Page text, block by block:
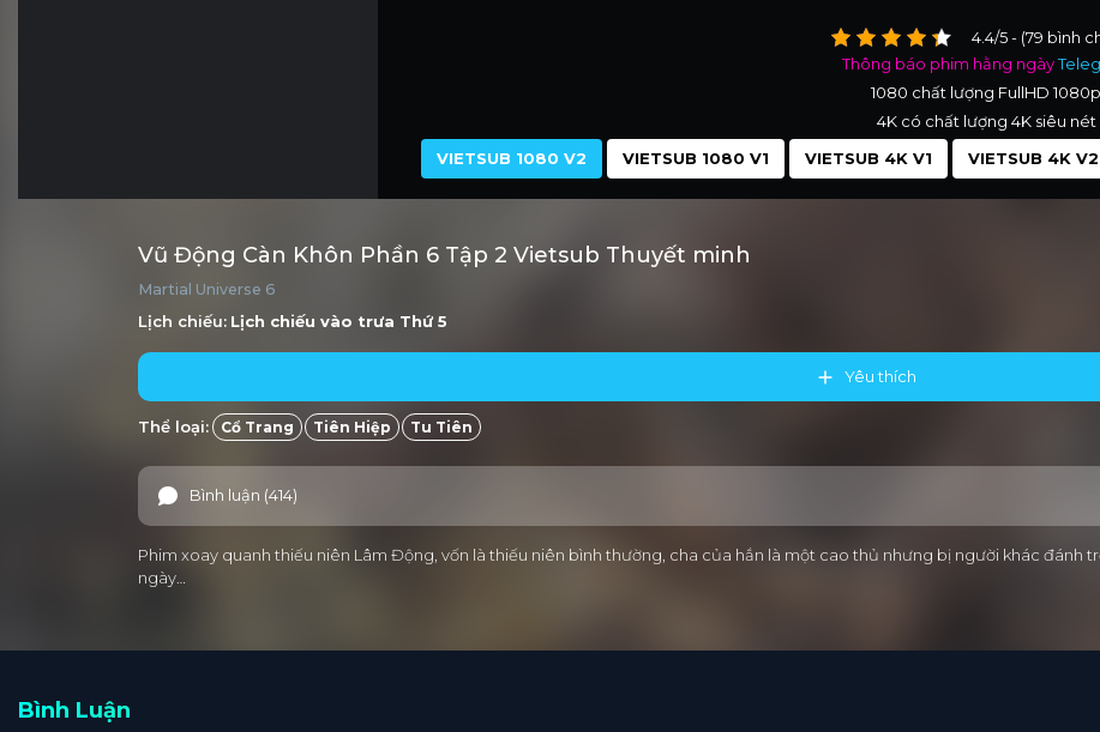
4.4/5 - (79 bình
Thông báo phim hằng ngày
1080 chất lượng FullHD 1080p
4K có chất lượng 4K siêu nét
VIETSUB 1080 V2
VIETSUB 1080 V1 VIETSUB 4K V1 VIETSUB 4K V2
Vũ Động Càn Khôn Phần 6 Tập 2 Vietsub Thuyết minh
Martial Universe 6
Lịch chiếu: Lịch chiếu vào trưa Thứ 5
Yêu thích
Thể loại: Cổ Trang Tiên Hiệp Tu Tiên
Bình luận (414)
Phim xoay quanh thiếu niên Lâm Động, vốn là thiếu niên bình thường, cha của hắn là một cao thủ nhưng bị người khác
ngày…
Bình Luận